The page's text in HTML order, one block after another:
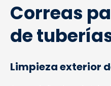
Correas
de
Limpieza exterior